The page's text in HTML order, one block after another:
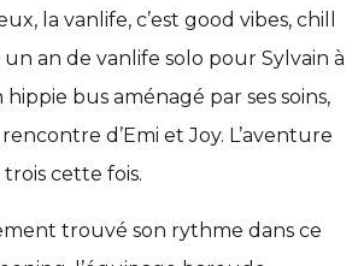
la vanlife, c’est good vibes, chill
un an de vanlife solo pour Sylvain à
bus aménagé par ses soins,
d’Emi et Joy. L’aventure
cette fois.
trouvé son rythme dans ce